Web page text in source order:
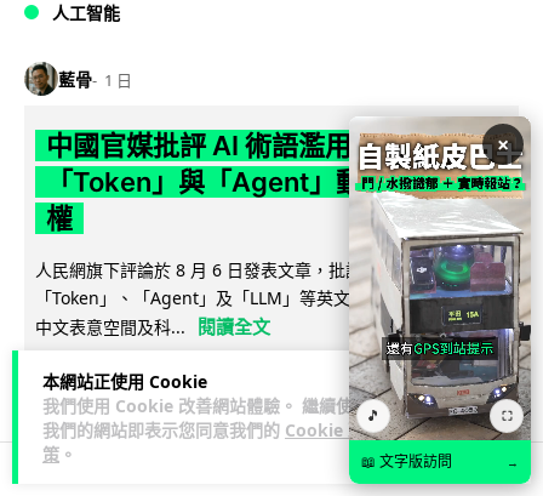
本網站正使用 Cookie
我們使用 Cookie 改善網站體驗。 繼續使用
我們的網站即表示您同意我們的 Cookie 政
策 。
人工智能
藍骨 1 日
中國官媒批評 AI 術語濫用英文 稱
「Token」與「Agent」動搖科技話語
權
人民網旗下評論於 8 月 6 日發表文章，批評中國廣泛使用
「Token」、「Agent」及「LLM」等英文術語，認為做法侵蝕
中文表意空間及科...
閱讀全文
790 341↗ 分享
×
🎵 ⛶
📖 文字版訪問 →